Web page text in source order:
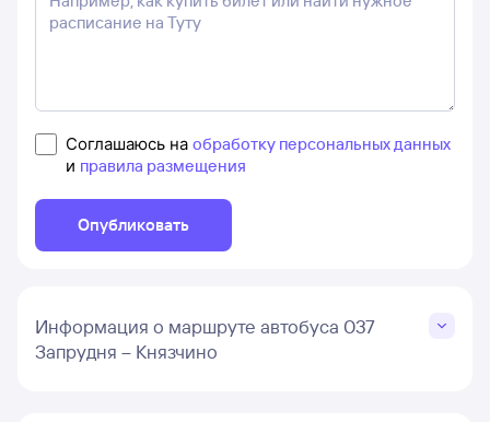
Соглашаюсь на обработку персональных данных
и правила размещения
Опубликовать
Информация о маршруте автобуса 037
Запрудня – Князчино